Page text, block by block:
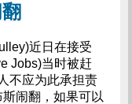
近日在接受
Jobs)当时被赶
不应为此承担责
闹翻，如果可以